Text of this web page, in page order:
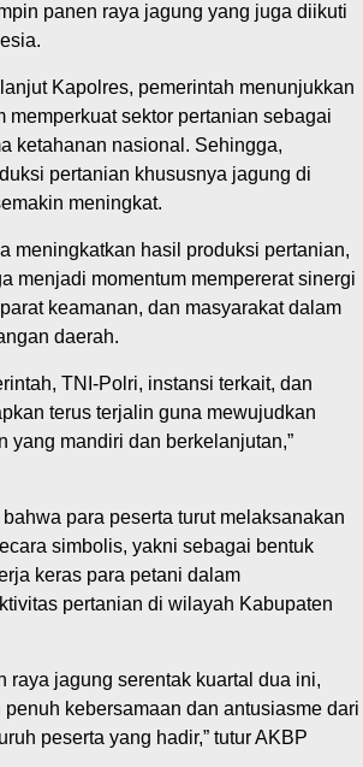
panen raya jagung yang juga diikuti
Kapolres, pemerintah menunjukkan
memperkuat sektor pertanian sebagai
ketahanan nasional. Sehingga,
pertanian khususnya jagung di
meningkat.
meningkatkan hasil produksi pertanian,
menjadi momentum mempererat sinergi
keamanan, dan masyarakat dalam
daerah.
TNI-Polri, instansi terkait, dan
terus terjalin guna mewujudkan
yang mandiri dan berkelanjutan,”
para peserta turut melaksanakan
simbolis, yakni sebagai bentuk
keras para petani dalam
pertanian di wilayah Kabupaten
raya jagung serentak kuartal dua ini,
kebersamaan dan antusiasme dari
peserta yang hadir,” tutur AKBP